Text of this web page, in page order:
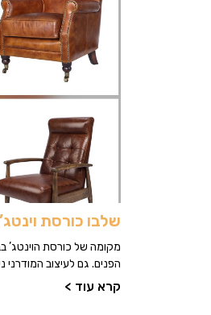
שלבו כורסת
מקומה של כורסת הוינטג’
הפנים. גם לעיצוב המודרני
קרא עוד >